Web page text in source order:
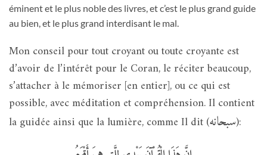
éminent et le plus noble des livres, et c’est le plus grand guide
au bien, et le plus grand interdisant le mal.
Mon conseil pour tout croyant ou toute croyante est
d’avoir de l’intérêt pour le Coran, le réciter beaucoup,
s’attacher à le mémoriser [en entier], ou ce qui est
possible, avec méditation et compréhension. Il contient
la guidée ainsi que la lumière, comme Il dit (سبحانه):